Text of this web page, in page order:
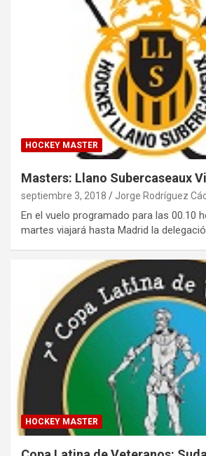
HOCKEY MASTER
Masters: Llano Subercaseaux
septiembre 3, 2018 Jorge Rodríguez
En el vuelo programado para las 00.10
martes viajará hasta Madrid la
HOCKEY MASTER